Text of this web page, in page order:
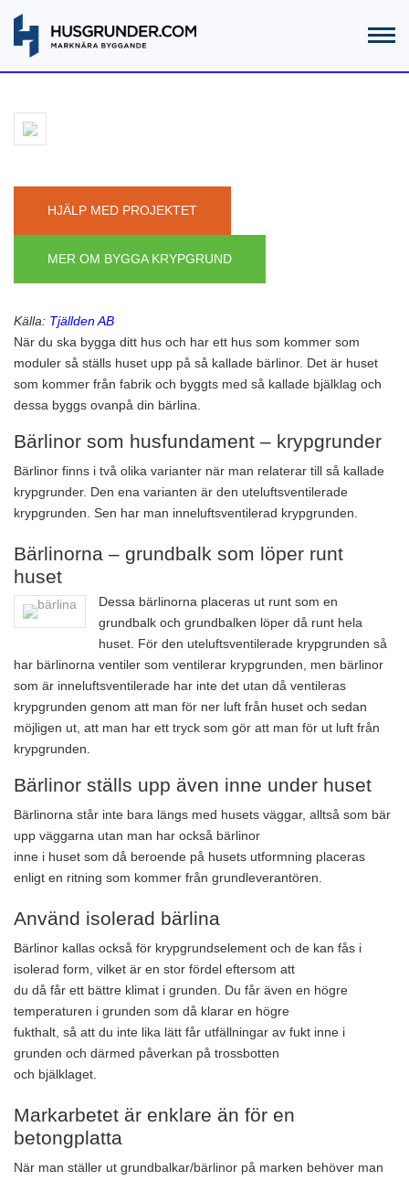
HJÄLP MED PROJEKTET
MER OM BYGGA KRYPGRUND
Källa: Tjällden AB
När du ska bygga ditt hus och har ett hus som kommer som
moduler så ställs huset upp på så kallade bärlinor. Det är huset
som kommer från fabrik och byggts med så kallade bjälklag och
dessa byggs ovanpå din bärlina.
Bärlinor som husfundament – krypgrunder
Bärlinor finns i två olika varianter när man relaterar till så kallade
krypgrunder. Den ena varianten är den uteluftsventilerade
krypgrunden. Sen har man inneluftsventilerad krypgrunden.
Bärlinorna – grundbalk som löper runt
huset
Dessa bärlinorna placeras ut runt som en
grundbalk och grundbalken löper då runt hela
huset. För den uteluftsventilerade krypgrunden så
har bärlinorna ventiler som ventilerar krypgrunden, men bärlinor
som är inneluftsventilerade har inte det utan då ventileras
krypgrunden genom att man för ner luft från huset och sedan
möjligen ut, att man har ett tryck som gör att man för ut luft från
krypgrunden.
Bärlinor ställs upp även inne under huset
Bärlinorna står inte bara längs med husets väggar, alltså som bär
upp väggarna utan man har också bärlinor
inne i huset som då beroende på husets utformning placeras
enligt en ritning som kommer från grundleverantören.
Använd isolerad bärlina
Bärlinor kallas också för krypgrundselement och de kan fås i
isolerad form, vilket är en stor fördel eftersom att
du då får ett bättre klimat i grunden. Du får även en högre
temperaturen i grunden som då klarar en högre
fukthalt, så att du inte lika lätt får utfällningar av fukt inne i
grunden och därmed påverkan på trossbotten
och bjälklaget.
Markarbetet är enklare än för en
betongplatta
När man ställer ut grundbalkar/bärlinor på marken behöver man